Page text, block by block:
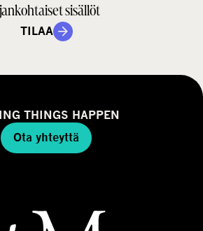
sisällöt
TILAA
THINGS HAPPEN
Ota yhteyttä